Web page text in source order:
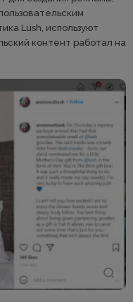
Lush, используют
контент работал на